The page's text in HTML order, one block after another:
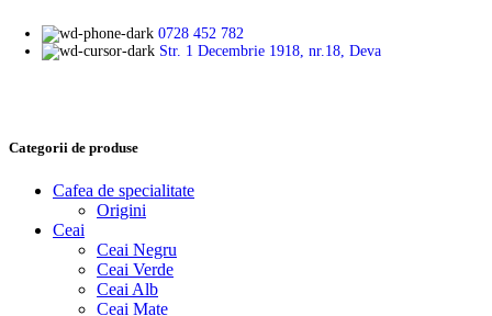
0728 452 782
Str. 1 Decembrie 1918, nr.18, Deva
Categorii de produse
Cafea de specialitate
Origini
Ceai
Ceai Negru
Ceai Verde
Ceai Alb
Ceai Mate